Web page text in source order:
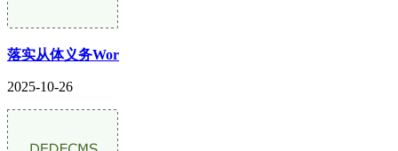
落实从体义务Wor
2025-10-26